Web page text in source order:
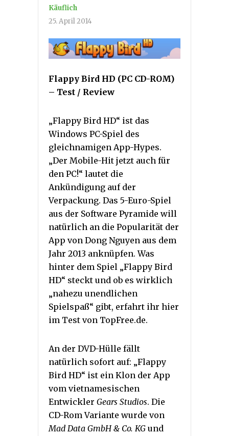
Käuflich
25. April 2014
Flappy Bird HD (PC CD-ROM)
– Test / Review
„Flappy Bird HD“ ist das
Windows PC-Spiel des
gleichnamigen App-Hypes.
„Der Mobile-Hit jetzt auch für
den PC!“ lautet die
Ankündigung auf der
Verpackung. Das 5-Euro-Spiel
aus der Software Pyramide will
natürlich an die Popularität der
App von Dong Nguyen aus dem
Jahr 2013 anknüpfen. Was
hinter dem Spiel „Flappy Bird
HD“ steckt und ob es wirklich
„nahezu unendlichen
Spielspaß“ gibt, erfahrt ihr hier
im Test von TopFree.de.
An der DVD-Hülle fällt
natürlich sofort auf: „Flappy
Bird HD“ ist ein Klon der App
vom vietnamesischen
Entwickler Gears Studios. Die
CD-Rom Variante wurde von
Mad Data GmbH & Co. KG und